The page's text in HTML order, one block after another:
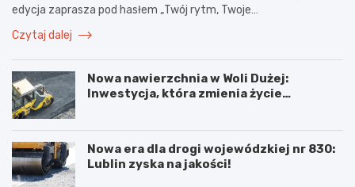
edycja zaprasza pod hasłem „Twój rytm, Twoje…
Czytaj dalej
Nowa nawierzchnia w Woli Dużej:
Inwestycja, która zmienia życie
Nowa era dla drogi wojewódzkiej nr 830:
Lublin zyska na jakości!